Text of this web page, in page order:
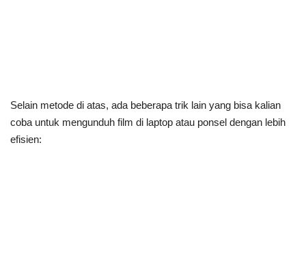
Selain metode di atas, ada beberapa trik lain yang bisa kalian
coba untuk mengunduh film di laptop atau ponsel dengan lebih
efisien: